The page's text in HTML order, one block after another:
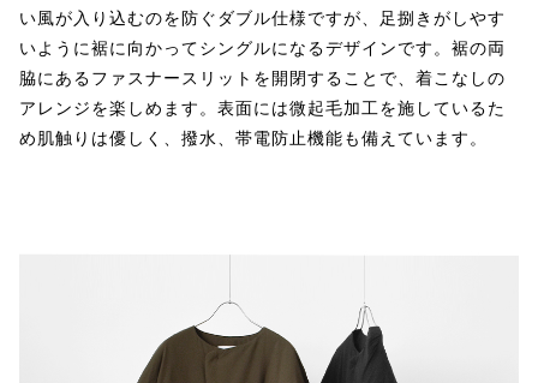
い風が入り込むのを防ぐダブル仕様ですが、足捌きがしやす
いように裾に向かってシングルになるデザインです。裾の両
脇にあるファスナースリットを開閉することで、着こなしの
アレンジを楽しめます。表面には微起毛加工を施しているた
め肌触りは優しく、撥水、帯電防止機能も備えています。